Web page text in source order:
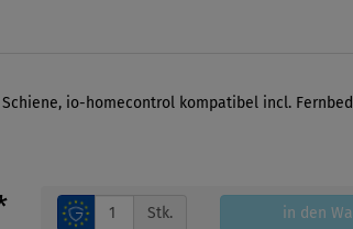
Schiene, io-homecontrol kompatibel incl.
Stk. in den